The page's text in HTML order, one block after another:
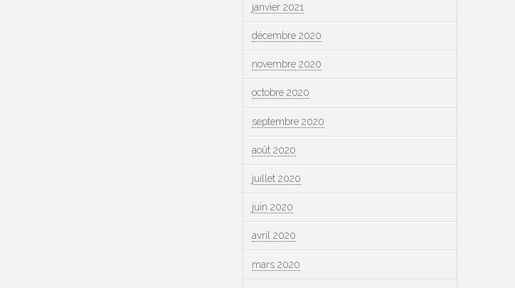
janvier 2021
décembre 2020
novembre 2020
octobre 2020
septembre 2020
août 2020
juillet 2020
juin 2020
avril 2020
mars 2020